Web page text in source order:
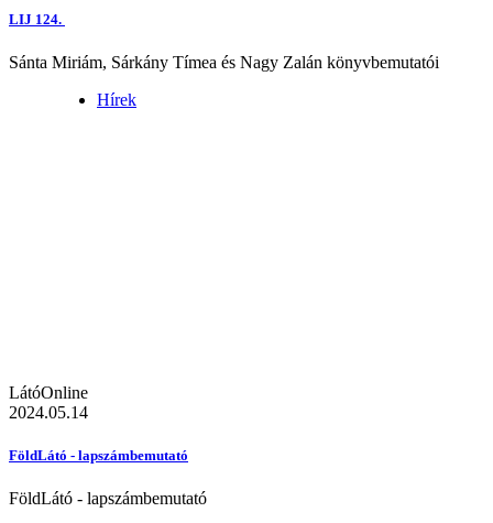
LIJ 124.
Sánta Miriám, Sárkány Tímea és Nagy Zalán könyvbemutatói
Hírek
LátóOnline
2024.05.14
FöldLátó - lapszámbemutató
FöldLátó - lapszámbemutató